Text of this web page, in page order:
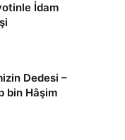
İdam
Dedesi –
bin Hâşim